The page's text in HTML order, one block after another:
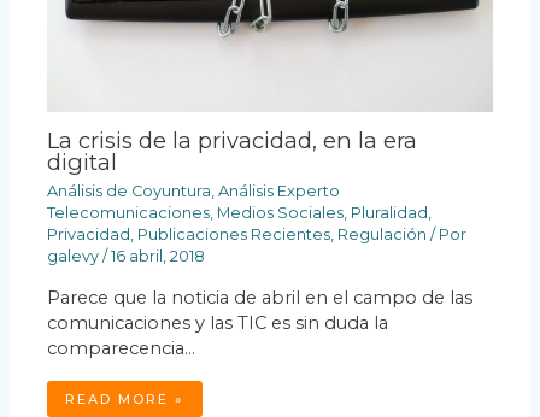
La crisis de la privacidad, en la era
digital
Análisis de Coyuntura,Análisis Experto
Telecomunicaciones, Medios Sociales, Pluralidad ,
Privacidad , Publicaciones Recientes, Regulación / Por
galevy/16 abril, 2018
Parece que la noticia de abril en el campo de las
comunicaciones y las TIC es sin duda la
comparecencia…
READ MORE »